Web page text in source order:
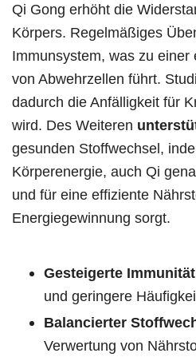
Qi Gong erhöht die
Körpers. Regelmäßiges
Immunsystem, was zu einer
von Abwehrzellen führt.
dadurch die Anfälligkeit für
wird. Des Weiteren
gesunden Stoffwechsel,
Körperenergie, auch Qi
und für eine effiziente
Energiegewinnung sorgt.
Gesteigerte Immunität
und geringere
Balancierter
Verwertung von